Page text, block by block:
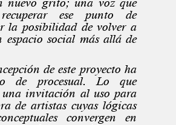
ese punto de
la posibilidad de volver a
espacio social más allá de
de este proyecto ha
de procesual. Lo que
una invitación al uso para
de artistas cuyas lógicas
convergen en